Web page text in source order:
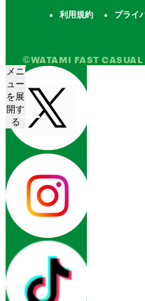
利用規約 プライ
©WATAMI FAST
メニ
ュー
を展
開す
る